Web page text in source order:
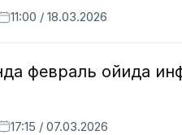
11:00 / 18.03.2026
февраль ойида
17:15 / 07.03.2026